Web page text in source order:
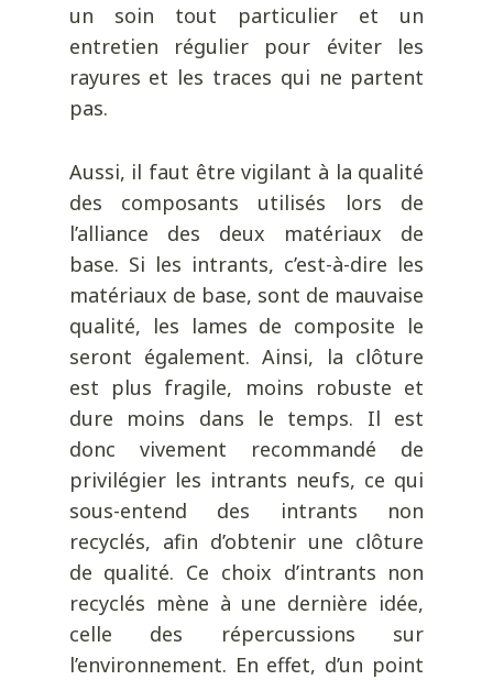
un soin tout particulier et un
entretien régulier pour éviter les
rayures et les traces qui ne partent
pas.
Aussi, il faut être vigilant à la qualité
des composants utilisés lors de
l’alliance des deux matériaux de
base. Si les intrants, c’est-à-dire les
matériaux de base, sont de mauvaise
qualité, les lames de composite le
seront également. Ainsi, la clôture
est plus fragile, moins robuste et
dure moins dans le temps. Il est
donc vivement recommandé de
privilégier les intrants neufs, ce qui
sous-entend des intrants non
recyclés, afin d’obtenir une clôture
de qualité. Ce choix d’intrants non
recyclés mène à une dernière idée,
celle des répercussions sur
l’environnement. En effet, d’un point